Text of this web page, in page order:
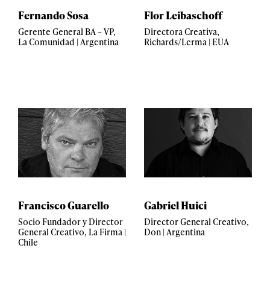
Fernando Sosa
Gerente General BA – VP,
La Comunidad | Argentina
Flor Leibaschoff
Directora Creativa,
Richards/Lerma | EUA
Francisco Guarello
Socio Fundador y Director
General Creativo, La Firma |
Chile
Gabriel Huici
Director General Creativo,
Don | Argentina